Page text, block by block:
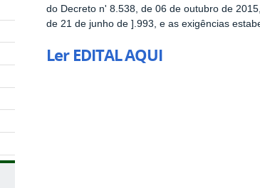
do Decreto n' 8.538, de 06 de outubro de
de 21 de junho de ].993, e as exigências
Ler EDITAL AQUI